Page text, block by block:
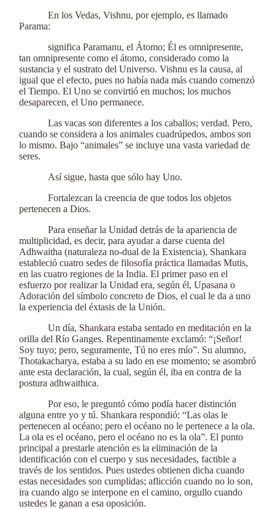
En los Vedas, Vishnu, por ejemplo, es llamado
Parama:
significa Paramanu, el Átomo; Él es omnipresente,
tan omnipresente como el átomo, considerado como la
sustancia y el sustrato del Universo. Vishnu es la causa, al
igual que el efecto, pues no había nada más cuando comenzó
el Tiempo. El Uno se convirtió en muchos; los muchos
desaparecen, el Uno permanece.
Las vacas son diferentes a los caballos; verdad. Pero,
cuando se considera a los animales cuadrúpedos, ambos son
lo mismo. Bajo “animales” se incluye una vasta variedad de
seres.
Así sigue, hasta que sólo hay Uno.
Fortalezcan la creencia de que todos los objetos
pertenecen a Dios.
Para enseñar la Unidad detrás de la apariencia de
multiplicidad, es decir, para ayudar a darse cuenta del
Adhwaitha (naturaleza no-dual de la Existencia), Shankara
estableció cuatro sedes de filosofía práctica llamadas Mutis,
en las cuatro regiones de la India. El primer paso en el
esfuerzo por realizar la Unidad era, según él, Upasana o
Adoración del símbolo concreto de Dios, el cual le da a uno
la experiencia del éxtasis de la Unión.
Un día, Shankara estaba sentado en meditación en la
orilla del Río Ganges. Repentinamente exclamó: “¡Señor!
Soy tuyo; pero, seguramente, Tú no eres mío”. Su alumno,
Thotakacharya, estaba a su lado en ese momento; se asombró
ante esta declaración, la cual, según él, iba en contra de la
postura adhwaithica.
Por eso, le preguntó cómo podía hacer distinción
alguna entre yo y tú. Shankara respondió: “Las olas le
pertenecen al océano; pero el océano no le pertenece a la ola.
La ola es el océano, pero el océano no es la ola”. El punto
principal a prestarle atención es la eliminación de la
identificación con el cuerpo y sus necesidades, factible a
través de los sentidos. Pues ustedes obtienen dicha cuando
estas necesidades son cumplidas; aflicción cuando no lo son,
ira cuando algo se interpone en el camino, orgullo cuando
ustedes le ganan a esa oposición.